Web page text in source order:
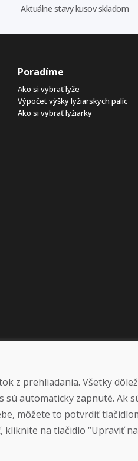
Aktuálne stavy kusov skladom
Poradíme
Ako si vybrať lyže
Výpočet výšky lyžiarskych palíc
Ako si vybrať lyžiarky
2026, všetky práva
tvorba webových stránok
z prehliadania. Všetky
automaticky zapnuté. Ak
môžete to potvrdiť
kliknite na tlačidlo “Upraviť